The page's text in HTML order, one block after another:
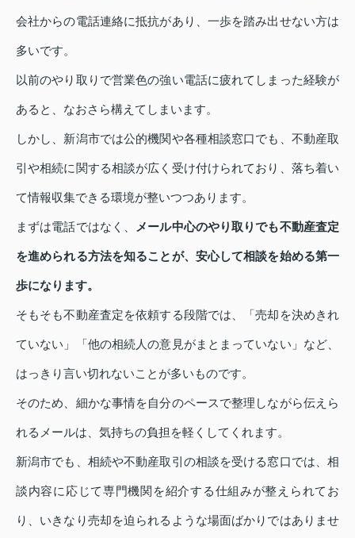
会社からの電話連絡に抵抗があり、一歩を踏み出せない方は
多いです。
以前のやり取りで営業色の強い電話に疲れてしまった経験が
あると、なおさら構えてしまいます。
しかし、新潟市では公的機関や各種相談窓口でも、不動産取
引や相続に関する相談が広く受け付けられており、落ち着い
て情報収集できる環境が整いつつあります。
まずは電話ではなく、 メール中心のやり取りでも不動産査定
を進められる方法を知ることが、安心して相談を始める第一
歩になります。
そもそも不動産査定を依頼する段階では、「売却を決めきれ
ていない」「他の相続人の意見がまとまっていない」など、
はっきり言い切れないことが多いものです。
そのため、細かな事情を自分のペースで整理しながら伝えら
れるメールは、気持ちの負担を軽くしてくれます。
新潟市でも、相続や不動産取引の相談を受ける窓口では、相
談内容に応じて専門機関を紹介する仕組みが整えられてお
り、いきなり売却を迫られるような場面ばかりではありませ